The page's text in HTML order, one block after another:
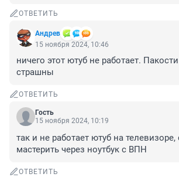
ОТВЕТИТЬ
Андрев
15 ноября 2024, 10:46
ничего этот ютуб не работает.
страшны
ОТВЕТИТЬ
Гость
15 ноября 2024, 10:19
так и не работает ютуб на телевизоре,
мастерить через ноутбук с ВПН
ОТВЕТИТЬ